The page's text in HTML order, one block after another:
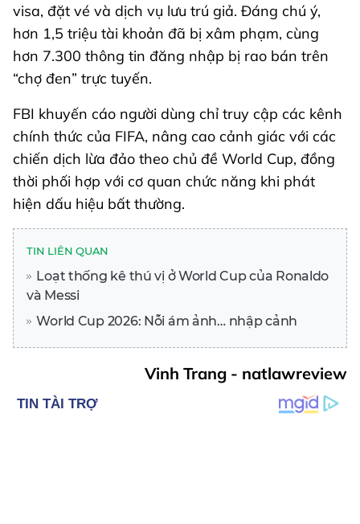
visa, đặt vé và dịch vụ lưu trú giả. Đáng chú ý,
hơn 1,5 triệu tài khoản đã bị xâm phạm, cùng
hơn 7.300 thông tin đăng nhập bị rao bán trên
“chợ đen” trực tuyến.
FBI khuyến cáo người dùng chỉ truy cập các kênh
chính thức của FIFA, nâng cao cảnh giác với các
chiến dịch lừa đảo theo chủ đề World Cup, đồng
thời phối hợp với cơ quan chức năng khi phát
hiện dấu hiệu bất thường.
TIN LIÊN QUAN
Loạt thống kê thú vị ở World Cup của Ronaldo
và Messi
World Cup 2026: Nỗi ám ảnh… nhập cảnh
Vinh Trang - natlawreview